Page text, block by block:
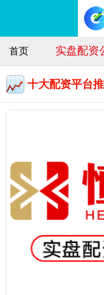
首页 实盘配资
十大配资平台